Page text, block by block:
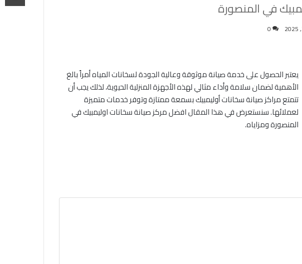
في المنصورة
0
يعتبر الحصول على خدمة صيانة موثوقة وعالية الجودة لسخانات المياه أمراً بالغ
الأهمية لضمان سلامة وأداء مثالي لهذه الأجهزة المنزلية الحيوية، لذلك يجب أن
تتمتع مراكز صيانة سخانات أوليمبيك بسمعة ممتازة وتوفر خدمات متميزة
لعملائها. سنستعرض في هذا المقال افضل مركز صيانة سخانات اوليمبيك في
المنصورة ومزاياه.